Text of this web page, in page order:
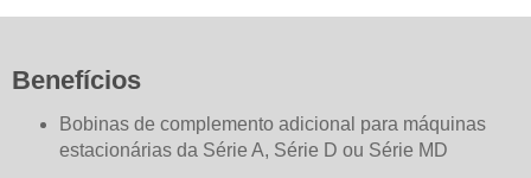
Benefícios
Bobinas de complemento adicional para máquinas
estacionárias da Série A, Série D ou Série MD